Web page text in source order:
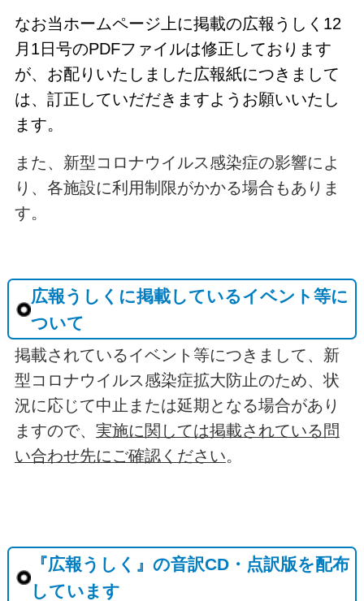
なお当ホームページ上に掲載の広報うしく12
月1日号のPDFファイルは修正しております
が、お配りいたしました広報紙につきまして
は、訂正していだだきますようお願いいたし
ます。
また、新型コロナウイルス感染症の影響によ
り、各施設に利用制限がかかる場合もありま
す。
広報うしくに掲載しているイベント等に
ついて
掲載されているイベント等につきまして、新
型コロナウイルス感染症拡大防止のため、状
況に応じて中止または延期となる場合があり
ますので、 実施に関しては掲載されている問
い合わせ先にご確認ください。
『広報うしく』の音訳CD・点訳版を配布
しています